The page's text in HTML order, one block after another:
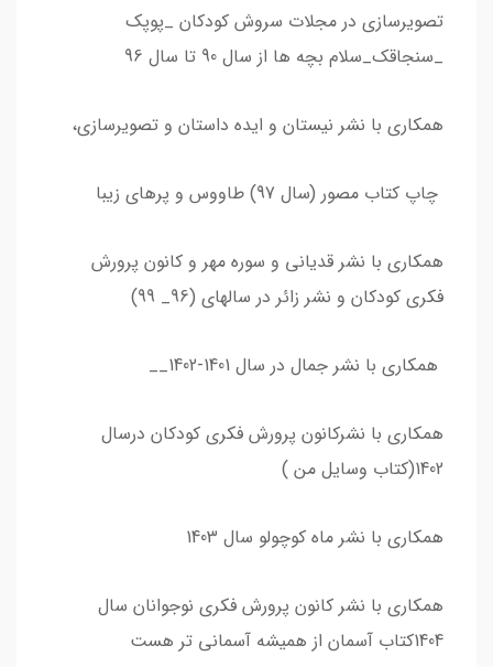
تصویرسازی در مجلات سروش کودکان _پوپک
_سنجاقک_سلام بچه ها از سال 90 تا سال 96
همکاری با نشر نیستان و ایده داستان و تصویرسازی،
چاپ کتاب مصور (سال 97) طاووس و پرهای زیبا
همکاری با نشر قدیانی و سوره مهر و کانون پرورش
فکری کودکان و نشر زائر در سالهای (96_ 99)
همکاری با نشر جمال در سال 1401-1402__
همکاری با نشرکانون پرورش فکری کودکان درسال
1402(کتاب وسایل من )
همکاری با نشر ماه کوچولو سال 1403
همکاری با نشر کانون پرورش فکری نوجوانان سال
1404کتاب آسمان از همیشه آسمانی تر هست